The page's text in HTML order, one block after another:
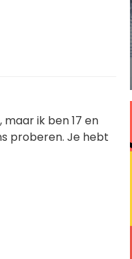
maar ik ben 17 en
proberen. Je hebt